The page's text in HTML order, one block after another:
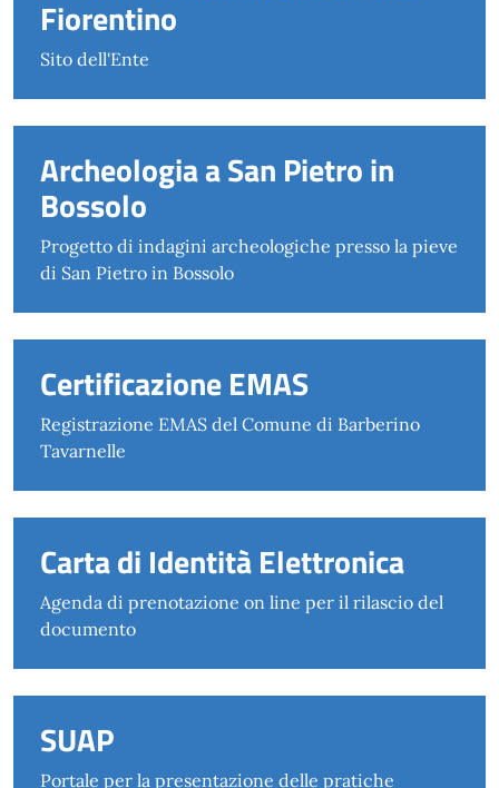
Fiorentino
Sito dell'Ente
Archeologia a San Pietro in
Bossolo
Progetto di indagini archeologiche presso la pieve
di San Pietro in Bossolo
Certificazione EMAS
Registrazione EMAS del Comune di Barberino
Tavarnelle
Carta di Identità Elettronica
Agenda di prenotazione on line per il rilascio del
documento
SUAP
Portale per la presentazione delle pratiche